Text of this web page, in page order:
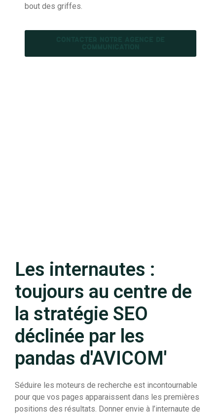
bout des griffes.
Les internautes :
toujours au centre de
la stratégie SEO
déclinée par les
pandas d'AVICOM'
Séduire les moteurs de recherche est incontournable
pour que vos pages apparaissent dans les premières
positions des résultats. Donner envie à l’internaute de